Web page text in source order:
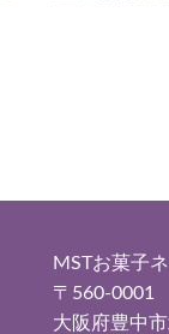
MSTお菓子
〒560-0001
大阪府豊中